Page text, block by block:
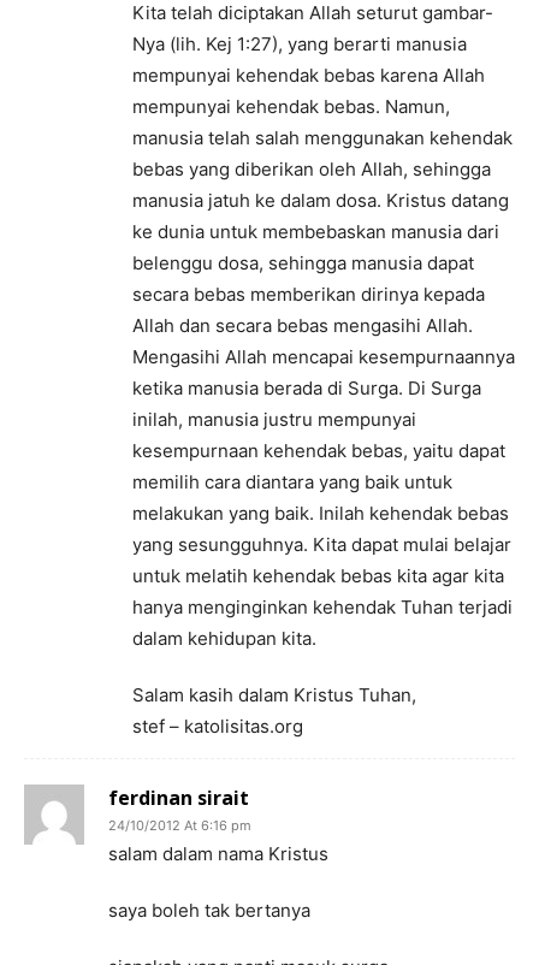
Kita telah diciptakan Allah seturut gambar-
Nya (lih. Kej 1:27), yang berarti manusia
mempunyai kehendak bebas karena Allah
mempunyai kehendak bebas. Namun,
manusia telah salah menggunakan kehendak
bebas yang diberikan oleh Allah, sehingga
manusia jatuh ke dalam dosa. Kristus datang
ke dunia untuk membebaskan manusia dari
belenggu dosa, sehingga manusia dapat
secara bebas memberikan dirinya kepada
Allah dan secara bebas mengasihi Allah.
Mengasihi Allah mencapai kesempurnaannya
ketika manusia berada di Surga. Di Surga
inilah, manusia justru mempunyai
kesempurnaan kehendak bebas, yaitu dapat
memilih cara diantara yang baik untuk
melakukan yang baik. Inilah kehendak bebas
yang sesungguhnya. Kita dapat mulai belajar
untuk melatih kehendak bebas kita agar kita
hanya menginginkan kehendak Tuhan terjadi
dalam kehidupan kita.
Salam kasih dalam Kristus Tuhan,
stef – katolisitas.org
ferdinan sirait
24/10/2012 At 6:16 pm
salam dalam nama Kristus
saya boleh tak bertanya